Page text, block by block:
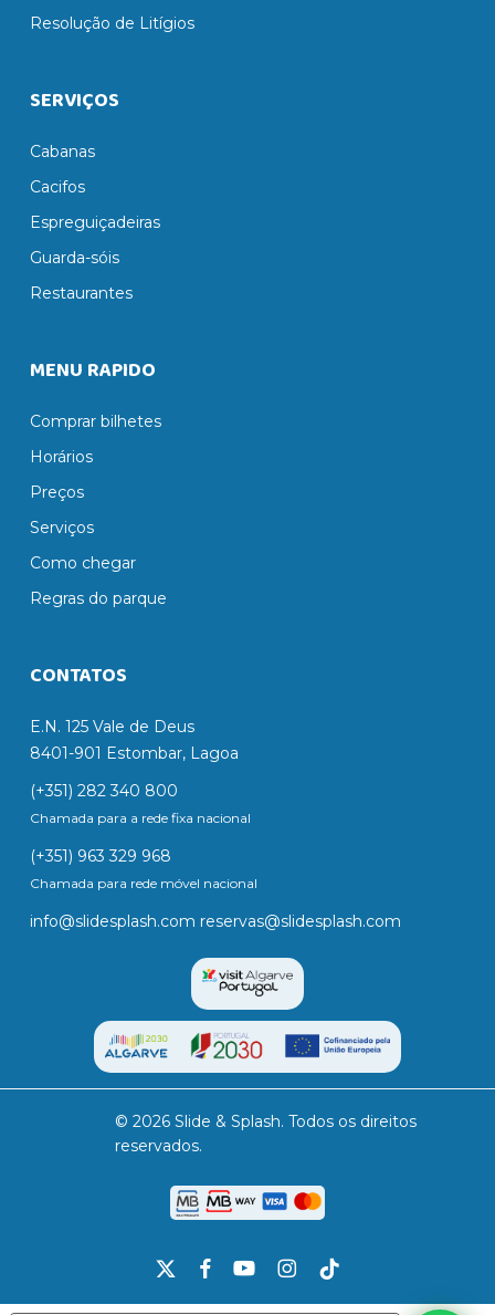
Resolução de Litígios
SERVIÇOS
Cabanas
Cacifos
Espreguiçadeiras
Guarda-sóis
Restaurantes
MENU RAPIDO
Comprar bilhetes
Horários
Preços
Serviços
Como chegar
Regras do parque
CONTATOS
E.N. 125 Vale de Deus
8401-901 Estombar, Lagoa
(+351) 282 340 800
Chamada para a rede fixa nacional
(+351) 963 329 968
Chamada para rede móvel nacional
info@slidesplash.com reservas@slidesplash.com
© 2026 Slide & Splash. Todos os direitos
reservados.
x-
facebookyoutubeinstagram
tiktok